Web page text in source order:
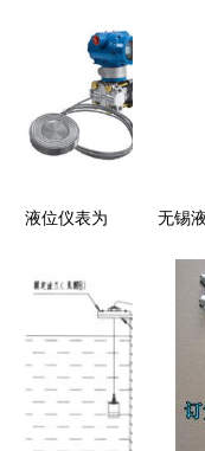
工业液位监
测的精准之
选——长春
致远仪表的
标杆
无忧
液位仪表为
润仪？——
详解液位变
送器厂家选
择与价格考
量
无锡
地驶
行业